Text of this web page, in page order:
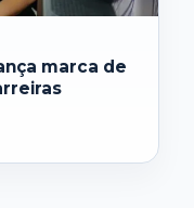
marca de